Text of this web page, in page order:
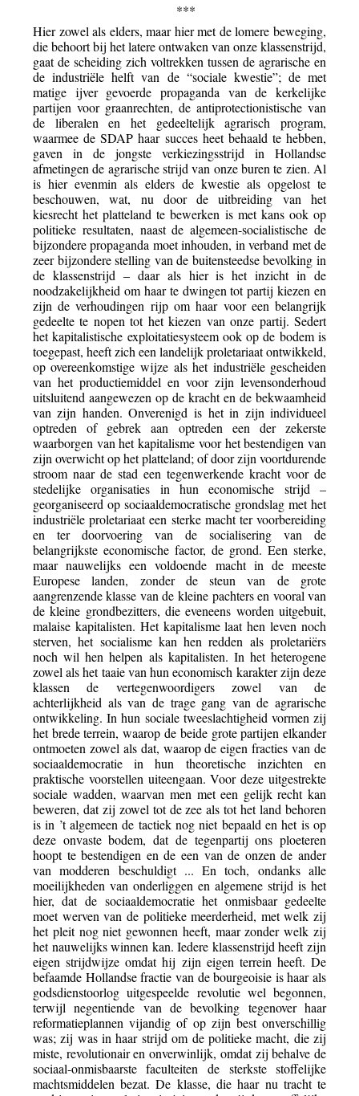
***
Hier zowel als elders, maar hier met de lomere beweging,
die behoort bij het latere ontwaken van onze klassenstrijd,
gaat de scheiding zich voltrekken tussen de agrarische en
de industriële helft van de “sociale kwestie”; de met
matige ijver gevoerde propaganda van de kerkelijke
partijen voor graanrechten, de antiprotectionistische van
de liberalen en het gedeeltelijk agrarisch program,
waarmee de SDAP haar succes heet behaald te hebben,
gaven in de jongste verkiezingsstrijd in Hollandse
afmetingen de agrarische strijd van onze buren te zien. Al
is hier evenmin als elders de kwestie als opgelost te
beschouwen, wat, nu door de uitbreiding van het
kiesrecht het platteland te bewerken is met kans ook op
politieke resultaten, naast de algemeen-socialistische de
bijzondere propaganda moet inhouden, in verband met de
zeer bijzondere stelling van de buitensteedse bevolking in
de klassenstrijd – daar als hier is het inzicht in de
noodzakelijkheid om haar te dwingen tot partij kiezen en
zijn de verhoudingen rijp om haar voor een belangrijk
gedeelte te nopen tot het kiezen van onze partij. Sedert
het kapitalistische exploitatiesysteem ook op de bodem is
toegepast, heeft zich een landelijk proletariaat ontwikkeld,
op overeenkomstige wijze als het industriële gescheiden
van het productiemiddel en voor zijn levensonderhoud
uitsluitend aangewezen op de kracht en de bekwaamheid
van zijn handen. Onverenigd is het in zijn individueel
optreden of gebrek aan optreden een der zekerste
waarborgen van het kapitalisme voor het bestendigen van
zijn overwicht op het platteland; of door zijn voortdurende
stroom naar de stad een tegenwerkende kracht voor de
stedelijke organisaties in hun economische strijd –
georganiseerd op sociaaldemocratische grondslag met het
industriële proletariaat een sterke macht ter voorbereiding
en ter doorvoering van de socialisering van de
belangrijkste economische factor, de grond. Een sterke,
maar nauwelijks een voldoende macht in de meeste
Europese landen, zonder de steun van de grote
aangrenzende klasse van de kleine pachters en vooral van
de kleine grondbezitters, die eveneens worden uitgebuit,
malaise kapitalisten. Het kapitalisme laat hen leven noch
sterven, het socialisme kan hen redden als proletariërs
noch wil hen helpen als kapitalisten. In het heterogene
zowel als het taaie van hun economisch karakter zijn deze
klassen de vertegenwoordigers zowel van de
achterlijkheid als van de trage gang van de agrarische
ontwikkeling. In hun sociale tweeslachtigheid vormen zij
het brede terrein, waarop de beide grote partijen elkander
ontmoeten zowel als dat, waarop de eigen fracties van de
sociaaldemocratie in hun theoretische inzichten en
praktische voorstellen uiteengaan. Voor deze uitgestrekte
sociale wadden, waarvan men met een gelijk recht kan
beweren, dat zij zowel tot de zee als tot het land behoren
is in ’t algemeen de tactiek nog niet bepaald en het is op
deze onvaste bodem, dat de tegenpartij ons ploeteren
hoopt te bestendigen en de een van de onzen de ander
van modderen beschuldigt ... En toch, ondanks alle
moeilijkheden van onderliggen en algemene strijd is het
hier, dat de sociaaldemocratie het onmisbaar gedeelte
moet werven van de politieke meerderheid, met welk zij
het pleit nog niet gewonnen heeft, maar zonder welk zij
het nauwelijks winnen kan. Iedere klassenstrijd heeft zijn
eigen strijdwijze omdat hij zijn eigen terrein heeft. De
befaamde Hollandse fractie van de bourgeoisie is haar als
godsdienstoorlog uitgespeelde revolutie wel begonnen,
terwijl negentiende van de bevolking tegenover haar
reformatieplannen vijandig of op zijn best onverschillig
was; zij was in haar strijd om de politieke macht, die zij
miste, revolutionair en onverwinlijk, omdat zij behalve de
sociaal-onmisbaarste faculteiten de sterkste stoffelijke
machtsmiddelen bezat. De klasse, die haar nu tracht te